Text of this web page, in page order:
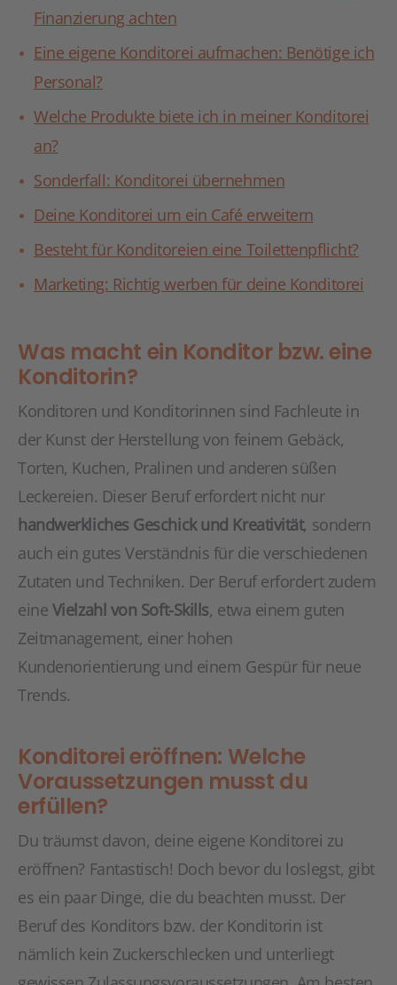
Finanzierung achten
Eine eigene Konditorei aufmachen: Benötige ich
Personal?
Welche Produkte biete ich in meiner Konditorei
an?
Sonderfall: Konditorei übernehmen
Deine Konditorei um ein Café erweitern
Besteht für Konditoreien eine Toilettenpflicht?
Marketing: Richtig werben für deine Konditorei
Was macht ein Konditor bzw. eine
Konditorin?
Konditoren und Konditorinnen sind Fachleute in
der Kunst der Herstellung von feinem Gebäck,
Torten, Kuchen, Pralinen und anderen süßen
Leckereien. Dieser Beruf erfordert nicht nur
handwerkliches Geschick und Kreativität, sondern
auch ein gutes Verständnis für die verschiedenen
Zutaten und Techniken. Der Beruf erfordert zudem
eine Vielzahl von Soft-Skills, etwa einem guten
Zeitmanagement, einer hohen
Kundenorientierung und einem Gespür für neue
Trends.
Konditorei eröffnen: Welche
Voraussetzungen musst du
erfüllen?
Du träumst davon, deine eigene Konditorei zu
eröffnen? Fantastisch! Doch bevor du loslegst, gibt
es ein paar Dinge, die du beachten musst. Der
Beruf des Konditors bzw. der Konditorin ist
nämlich kein Zuckerschlecken und unterliegt